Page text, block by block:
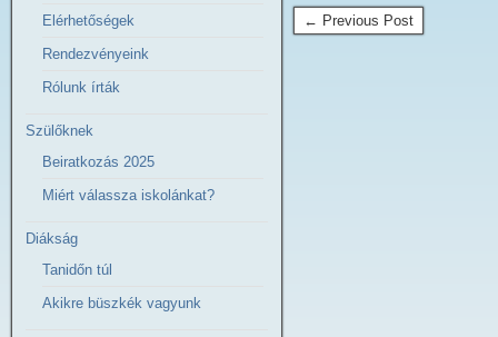
← Previous Post
Elérhetőségek
Rendezvényeink
Rólunk írták
Szülőknek
Beiratkozás 2025
Miért válassza iskolánkat?
Diákság
Tanidőn túl
Akikre büszkék vagyunk